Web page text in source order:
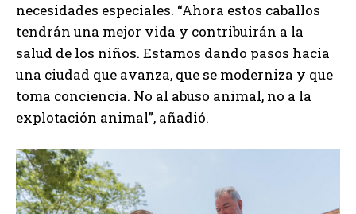
necesidades especiales. “Ahora estos caballos
tendrán una mejor vida y contribuirán a la
salud de los niños. Estamos dando pasos hacia
una ciudad que avanza, que se moderniza y que
toma conciencia. No al abuso animal, no a la
explotación animal”, añadió.